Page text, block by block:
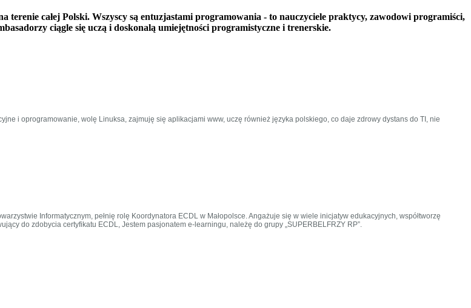
całej Polski. Wszyscy są entuzjastami programowania - to nauczyciele praktycy, zawodowi programiści,
ciągle się uczą i doskonalą umiejętności programistyczne i trenerskie.
i oprogramowanie, wolę Linuksa, zajmuję się aplikacjami www, uczę również języka polskiego, co daje zdrowy dystans do TI, nie
Informatycznym, pełnię rolę Koordynatora ECDL w Małopolsce. Angażuje się w wiele inicjatyw edukacyjnych, współtworzę
do zdobycia certyfikatu ECDL, Jestem pasjonatem e-learningu, należę do grupy „SUPERBELFRZY RP”.